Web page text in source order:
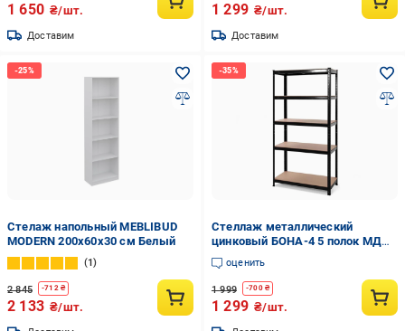
1 650 ₴/шт.
Доставим
1 299 ₴/шт.
Доставим
Стелаж напольный MEBLIBUD
MODERN 200х60х30 см Белый
1
2 845 -712₴
2 133 ₴/шт.
Стеллаж металлический
цинковый БОНА-4 5 полок МДФ
180х90х40 см Черный
оценить
1 999 -700₴
1 299 ₴/шт.